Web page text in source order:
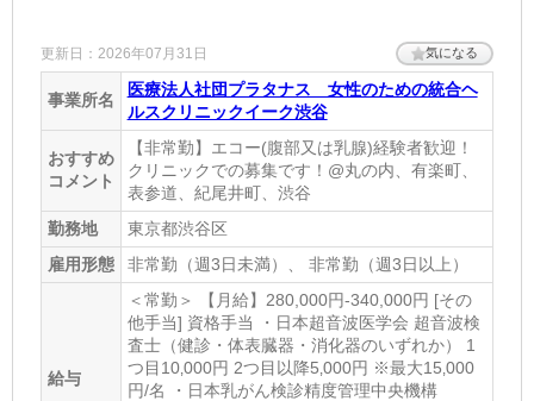
更新日：2026年07月31日 気になる
事業所名
医療法人社団プラタナス 女性のための統合ヘ
ルスクリニックイーク渋谷
おすすめ
コメント
【非常勤】エコー(腹部又は乳腺)経験者歓迎！
クリニックでの募集です！@丸の内、有楽町、
表参道、紀尾井町、渋谷
勤務地
東京都渋谷区
雇用形態
非常勤（週3日未満）、 非常勤（週3日以上）
給与
＜常勤＞ 【月給】280,000円-340,000円 [その
他手当] 資格手当 ・日本超音波医学会 超音波検
査士（健診・体表臓器・消化器のいずれか） 1
つ目10‚000円 2つ目以降5‚000円 ※最大15‚000
円/名 ・日本乳がん検診精度管理中央機構